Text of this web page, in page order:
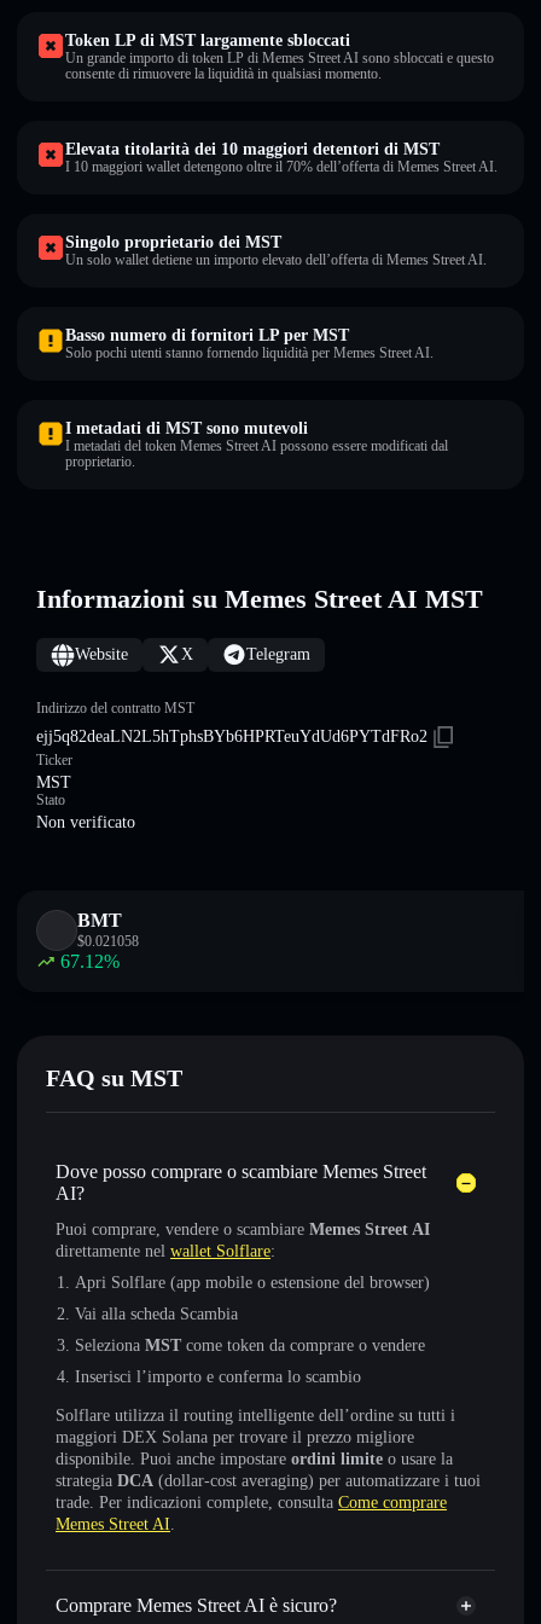
Token LP di MST largamente sbloccati
Un grande importo di token LP di Memes Street AI sono sbloccati e questo
consente di rimuovere la liquidità in qualsiasi momento.
Elevata titolarità dei 10 maggiori detentori di MST
I 10 maggiori wallet detengono oltre il 70% dell’offerta di Memes Street AI.
Singolo proprietario dei MST
Un solo wallet detiene un importo elevato dell’offerta di Memes Street AI.
Basso numero di fornitori LP per MST
Solo pochi utenti stanno fornendo liquidità per Memes Street AI.
I metadati di MST sono mutevoli
I metadati del token Memes Street AI possono essere modificati dal
proprietario.
Informazioni su Memes Street AI MST
Website X Telegram
Indirizzo del contratto MST
ejj5q82deaLN2L5hTphsBYb6HPRTeuYdUd6PYTdFRo2
Ticker
MST
Stato
Non verificato
BMT
$0.021058
67.12%
FAQ su MST
Dove posso comprare o scambiare Memes Street
AI?
Puoi comprare, vendere o scambiare Memes Street AI
direttamente nel wallet Solflare:
Apri Solflare (app mobile o estensione del browser)
Vai alla scheda Scambia
Seleziona MST come token da comprare o vendere
Inserisci l’importo e conferma lo scambio
Solflare utilizza il routing intelligente dell’ordine su tutti i
maggiori DEX Solana per trovare il prezzo migliore
disponibile. Puoi anche impostare ordini limite o usare la
strategia DCA (dollar-cost averaging) per automatizzare i tuoi
trade. Per indicazioni complete, consulta Come comprare
Memes Street AI.
Comprare Memes Street AI è sicuro?